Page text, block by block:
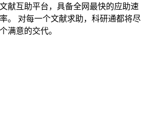
献互助平台，具备全网最快的应助速
。 对每一个文献求助，科研通都将尽
满意的交代。